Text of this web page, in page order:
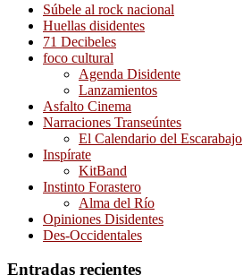
Súbele al rock nacional
Huellas disidentes
71 Decibeles
foco cultural
Agenda Disidente
Lanzamientos
Asfalto Cinema
Narraciones Transeúntes
El Calendario del Escarabajo
Inspírate
KitBand
Instinto Forastero
Alma del Río
Opiniones Disidentes
Des-Occidentales
Entradas recientes